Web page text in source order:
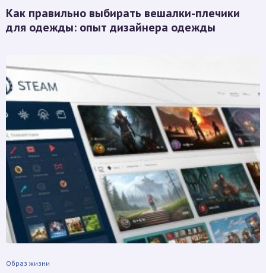
Как правильно выбирать вешалки-плечики
для одежды: опыт дизайнера одежды
Образ жизни